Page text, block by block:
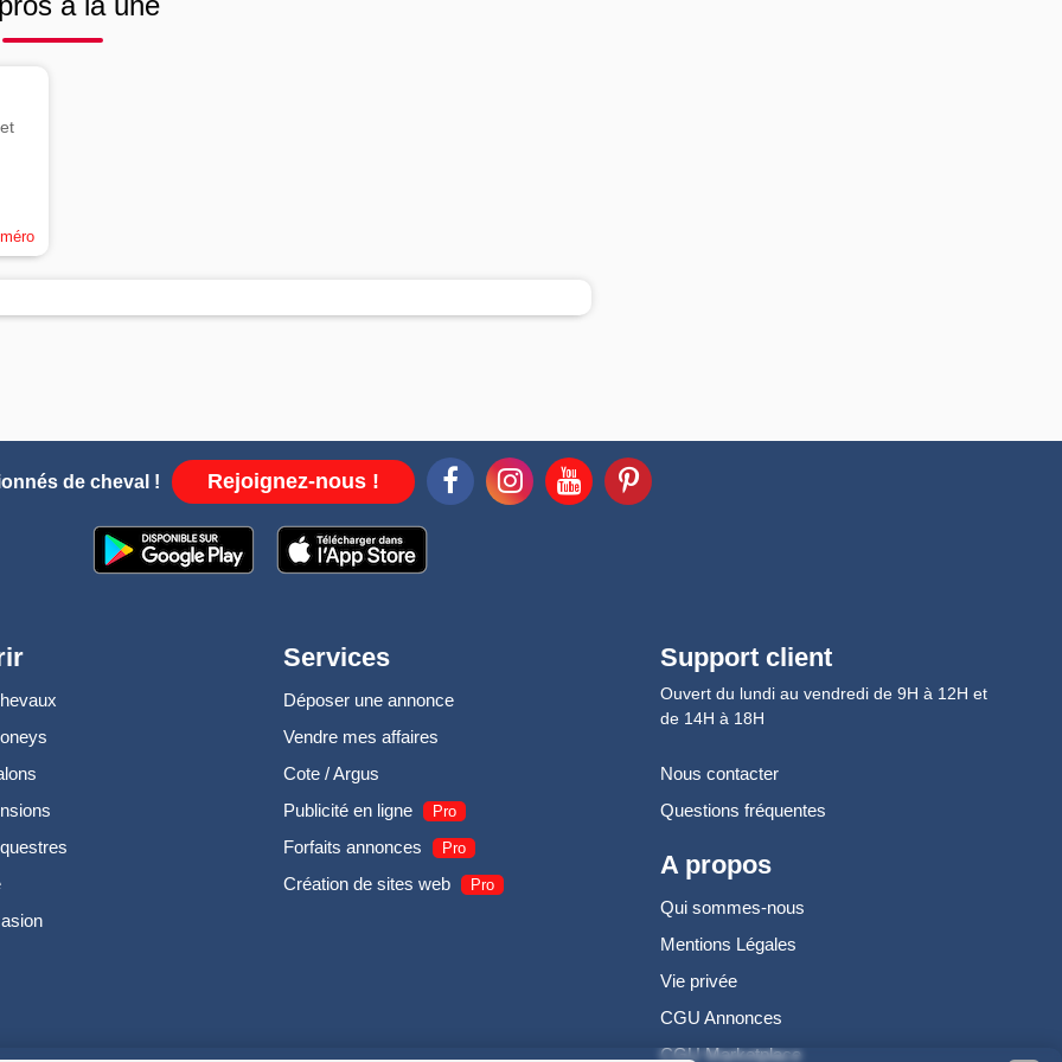
de cheval ! Rejoignez-nous !
Services
Déposer une annonce
Vendre mes affaires
Cote / Argus
Publicité en ligne
Pro
Forfaits annonces Pro
Création de sites web Pro
Support client
Ouvert du lundi au vendredi de 9H à 12H et
de 14H à 18H
Nous contacter
Questions fréquentes
A propos
Qui sommes-nous
Mentions Légales
Vie privée
CGU Annonces
CGU Marketplace